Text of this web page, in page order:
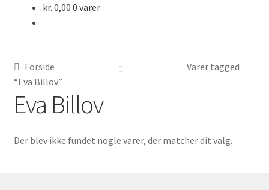
Bøger og blade
Børnebøger
Ting
kr. 0,00 0 varer
Forside
Varer tagged
“Eva Billov”
Eva Billov
Der blev ikke fundet nogle varer, der matcher dit valg.